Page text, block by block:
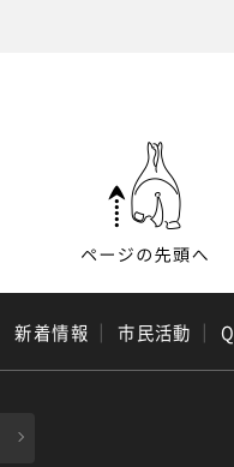
新着情報 ｜ 市民活動 ｜